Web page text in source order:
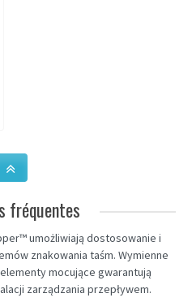
fréquentes
umożliwiają dostosowanie i
znakowania taśm. Wymienne
mocujące gwarantują
zarządzania przepływem.